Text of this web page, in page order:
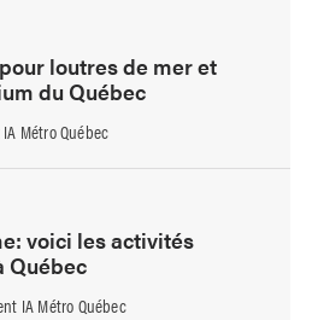
loutres de mer et
du Québec
Métro Québec
voici les activités
Québec
IA Métro Québec